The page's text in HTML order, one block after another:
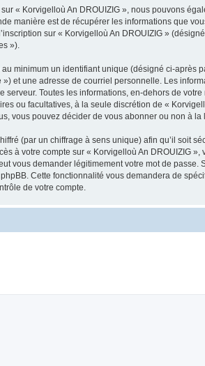
« Korvigelloù An DROUIZIG », nous pouvons
manière est de récupérer les informations que
sur « Korvigelloù An DROUIZIG »
»).
minimum un identifiant unique (désigné ci-après
») et une adresse de courriel personnelle. Les
serveur. Toutes les informations, en-dehors de
ou facultatives, à la seule discrétion de «
vous pouvez décider de vous abonner ou non à
(par un chiffrage à sens unique) afin qu’il soit
à votre compte sur « Korvigelloù An DROUIZIG
vous demander légitimement votre mot de
Cette fonctionnalité vous demandera de
de votre compte.